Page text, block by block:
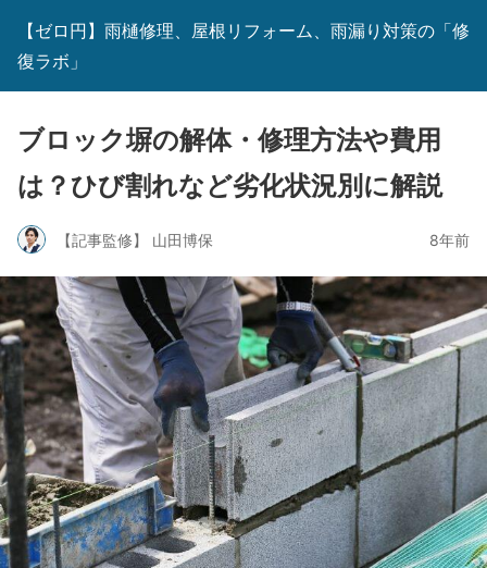
【ゼロ円】雨樋修理、屋根リフォーム、雨漏り対策の「修
復ラボ」
ブロック塀の解体・修理方法や費用
は？ひび割れなど劣化状況別に解説
【記事監修】 山田博保 8年前